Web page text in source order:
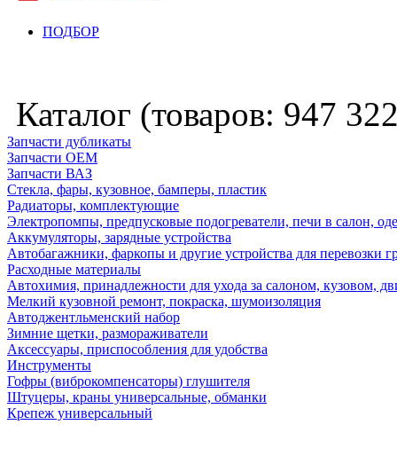
ПОДБОР
Каталог (товаров: 947
Запчасти дубликаты
Запчасти ОЕМ
Запчасти ВАЗ
Стекла, фары, кузовное, бамперы, пластик
Радиаторы, комплектующие
Электропомпы, предпусковые подогреватели, печи в салон,
Аккумуляторы, зарядные устройства
Автобагажники, фаркопы и другие устройства для перевозки
Расходные материалы
Автохимия, принадлежности для ухода за салоном, кузовом,
Мелкий кузовной ремонт, покраска, шумоизоляция
Автоджентльменский набор
Зимние щетки, размораживатели
Аксессуары, приспособления для удобства
Инструменты
Гофры (виброкомпенсаторы) глушителя
Штуцеры, краны универсальные, обманки
Крепеж универсальный